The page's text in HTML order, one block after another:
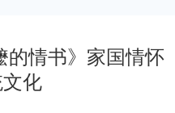
的情书》家国情怀
化